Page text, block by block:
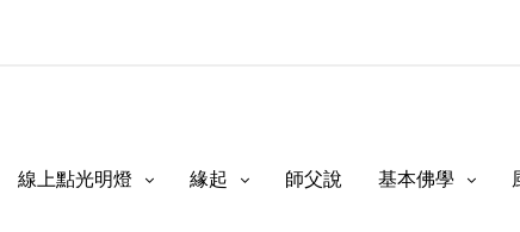
線上點光明燈 緣起 師父說 基本佛學